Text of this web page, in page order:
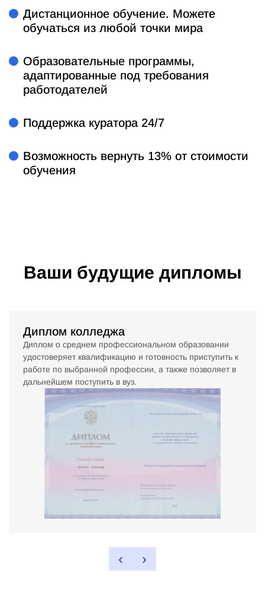
Дистанционное обучение. Можете
обучаться из любой точки мира
Образовательные программы,
адаптированные под требования
работодателей
Поддержка куратора 24/7
Возможность вернуть 13% от стоимости
обучения
Ваши будущие дипломы
Диплом колледжа
Диплом о среднем профессиональном образовании
удостоверяет квалификацию и готовность приступить к
работе по выбранной профессии, а также позволяет в
дальнейшем поступить в вуз.
‹ ›